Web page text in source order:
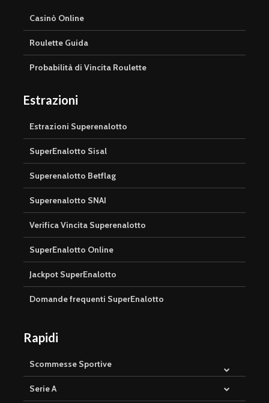
Casinò Online
Roulette Guida
Probabilità di Vincita Roulette
Estrazioni
Estrazioni Superenalotto
SuperEnalotto Sisal
Superenalotto Betflag
Superenalotto SNAI
Verifica Vincita Superenalotto
SuperEnalotto Online
Jackpot SuperEnalotto
Domande frequenti SuperEnalotto
Rapidi
Scommesse Sportive
Serie A